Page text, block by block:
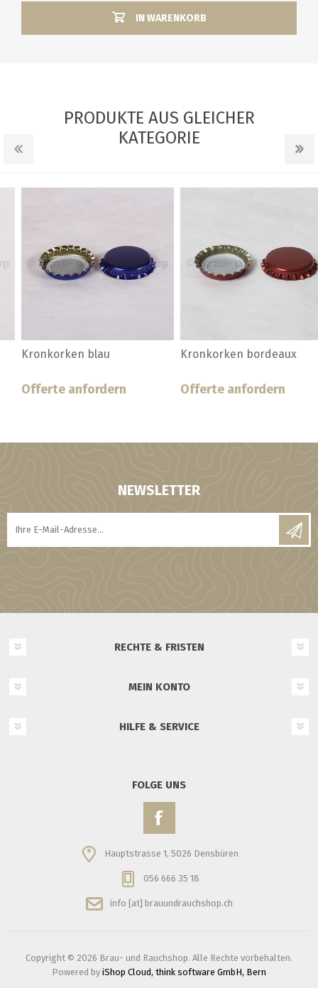
IN WARENKORB
PRODUKTE AUS GLEICHER
KATEGORIE
Kronkorken bordeaux
Offerte anfordern
Kronkorken braun
Offerte anfordern
NEWSLETTER
RECHTE & FRISTEN
MEIN KONTO
HILFE & SERVICE
FOLGE UNS
Hauptstrasse 1, 5026 Densbüren
056 666 35 18
info [at] brauundrauchshop.ch
Copyright © 2026 Brau- und Rauchshop. Alle Rechte vorbehalten.
Powered by iShop Cloud, think software GmbH, Bern